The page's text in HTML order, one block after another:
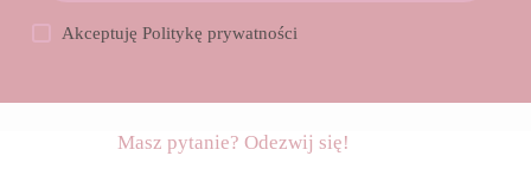
AkceptujęPolitykę prywatności
Masz pytanie? Odezwij się!